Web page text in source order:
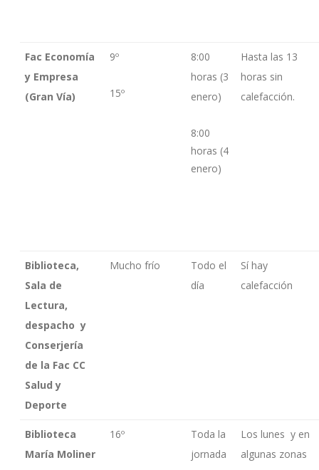
Fac Economía
y Empresa
(Gran Vía)
9º
15º
8:00
horas (3
enero)
8:00
horas (4
enero)
Hasta las 13
horas sin
calefacción.
Biblioteca,
Sala de
Lectura,
despacho y
Conserjería
de la Fac CC
Salud y
Deporte
Mucho frío
Todo el
día
Sí hay
calefacción
Biblioteca
María Moliner
16º
Toda la
jornada
Los lunes y en
algunas zonas